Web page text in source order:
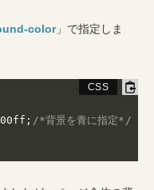
color」で指定しま
; /*背景を青に指定*/